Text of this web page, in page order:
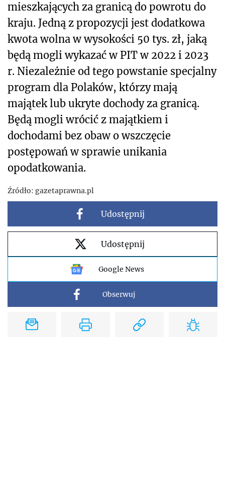
mieszkających za granicą do powrotu do
kraju. Jedną z propozycji jest dodatkowa
kwota wolna w wysokości 50 tys. zł, jaką
będą mogli wykazać w PIT w 2022 i 2023
r. Niezależnie od tego powstanie specjalny
program dla Polaków, którzy mają
majątek lub ukryte dochody za granicą.
Będą mogli wrócić z majątkiem i
dochodami bez obaw o wszczęcie
postępowań w sprawie unikania
opodatkowania.
Źródło: gazetaprawna.pl
Udostępnij
Udostępnij
Google News
Obserwuj